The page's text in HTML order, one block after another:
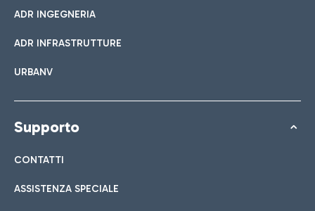
ADR INGEGNERIA
ADR INFRASTRUTTURE
URBANV
Supporto
CONTATTI
ASSISTENZA SPECIALE